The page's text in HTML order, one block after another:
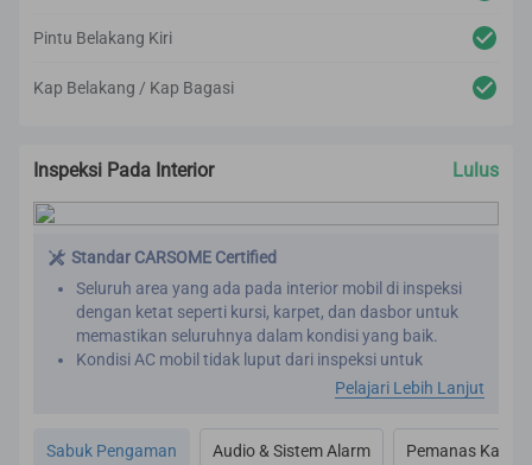
Pintu Belakang Kiri
Kap Belakang / Kap Bagasi
Inspeksi Pada Interior Lulus
Standar CARSOME Certified
Seluruh area yang ada pada interior mobil di inspeksi
dengan ketat seperti kursi, karpet, dan dasbor untuk
memastikan seluruhnya dalam kondisi yang baik.
Kondisi AC mobil tidak luput dari inspeksi untuk
memastikan mobil bebas bau dan AC berfungsi dengan
Rekondisi yang kami lakukan mencakup premium
detailing dan proses pembersihan menyeluruh pada
Pelajari Lebih Lanjut
Sabuk Pengaman Audio & Sistem Alarm Pemanas Kaca,